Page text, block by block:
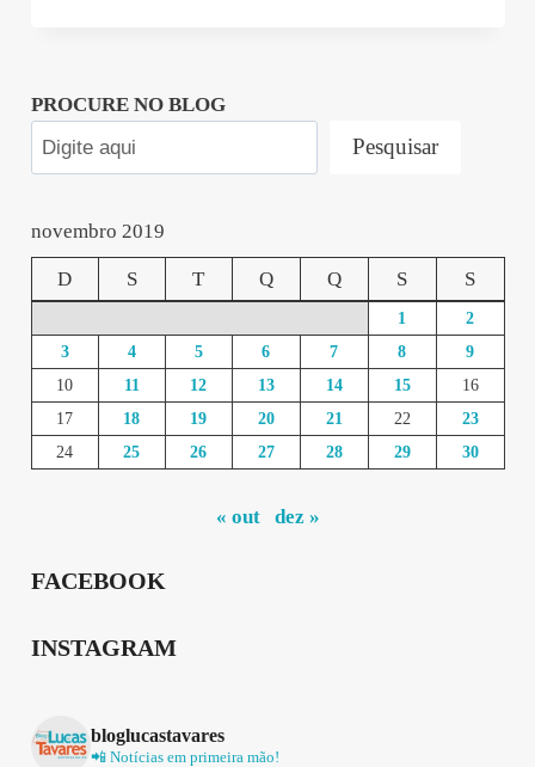
PROCURE NO BLOG
Pesquisar
novembro 2019
D S T Q Q S S
1
2
3
4 5 6 7 8
9
10
11 12 13 14 15
16
17
18 19 20 21 22
23
24
25 26 27 28 29 30
« out dez »
FACEBOOK
INSTAGRAM
bloglucastavares
📲 Notícias em primeira mão!